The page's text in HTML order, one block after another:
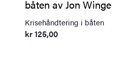
Krisehåndtering i båten
kr125,00